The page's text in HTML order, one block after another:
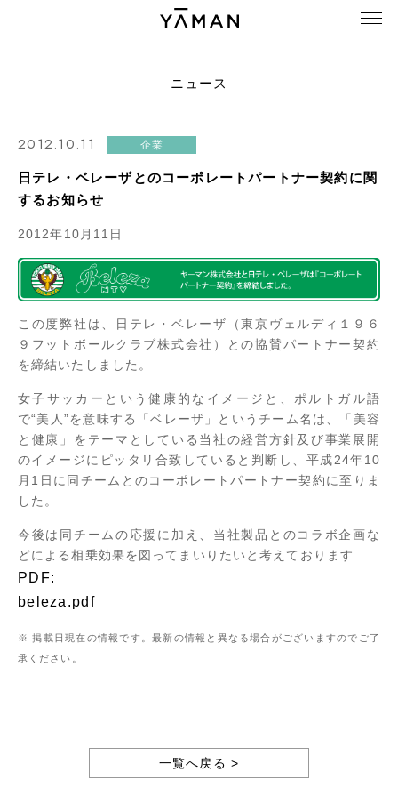
ニュース
2012.10.11 企業
日テレ・ベレーザとのコーポレートパートナー契約に関
するお知らせ
2012年10月11日
この度弊社は、日テレ・ベレーザ（東京ヴェルディ１９６
９フットボールクラブ株式会社）との協賛パートナー契約
を締結いたしました。
女子サッカーという健康的なイメージと、ポルトガル語
で“美人”を意味する「ベレーザ」というチーム名は、「美容
と健康」をテーマとしている当社の経営方針及び事業展開
のイメージにピッタリ合致していると判断し、平成24年10
月1日に同チームとのコーポレートパートナー契約に至りま
した。
今後は同チームの応援に加え、当社製品とのコラボ企画な
どによる相乗効果を図ってまいりたいと考えております
PDF:
beleza.pdf
※ 掲載日現在の情報です。最新の情報と異なる場合がございますのでご了
承ください。
一覧へ戻る >